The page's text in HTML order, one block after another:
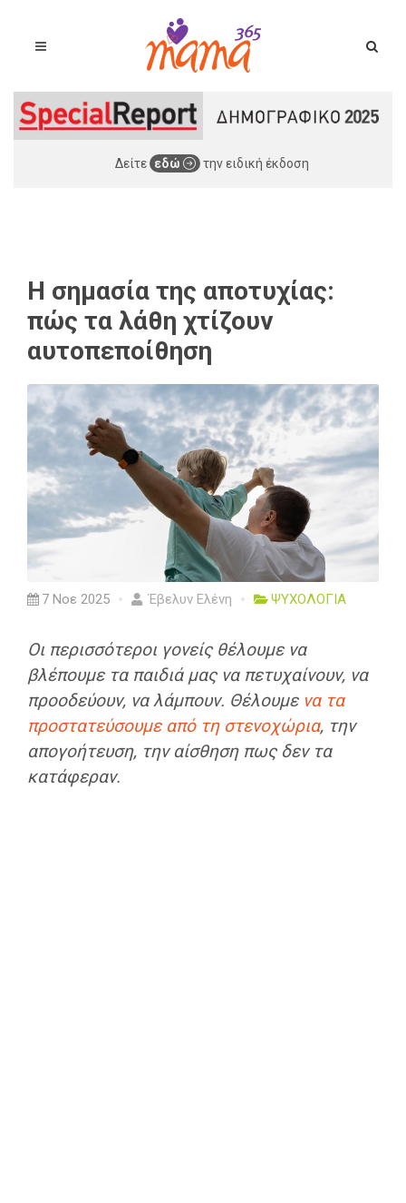
Δείτε εδώ την ειδική έκδοση
Η σημασία της αποτυχίας:
πώς τα λάθη χτίζουν
αυτοπεποίθηση
7 Νοε 2025 Έβελυν Ελένη ΨΥΧΟΛΟΓΙΑ
Οι περισσότεροι γονείς θέλουμε να
βλέπουμε τα παιδιά μας να πετυχαίνουν, να
προοδεύουν, να λάμπουν. Θέλουμε να τα
προστατεύσουμε από τη στενοχώρια, την
απογοήτευση, την αίσθηση πως δεν τα
κατάφεραν.